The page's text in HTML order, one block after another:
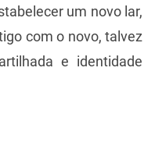
um novo lar,
com o novo, talvez
e identidade